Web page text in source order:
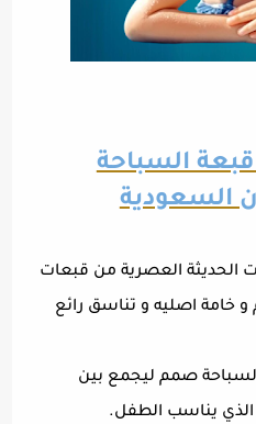
السباحة
السعودية
الحديثة العصرية من قبعات
خامة اصليه و تناسق رائع
صمم ليجمع بين
يناسب الطفل.